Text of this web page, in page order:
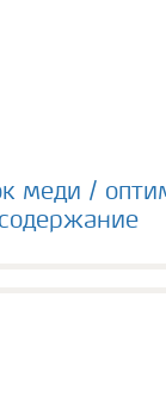
/ оптимальное
меди /
содержание